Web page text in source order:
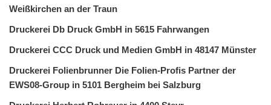
Weißkirchen an der Traun
Druckerei Db Druck GmbH in 5615 Fahrwangen
Druckerei CCC Druck und Medien GmbH in 48147 Münster
Druckerei Folienbrunner Die Folien-Profis Partner der
EWS08-Group in 5101 Bergheim bei Salzburg